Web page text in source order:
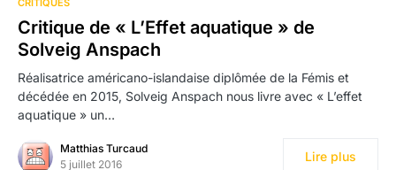
Critique de « L’Effet aquatique » de
Solveig Anspach
Réalisatrice américano-islandaise diplômée de la Fémis et
décédée en 2015, Solveig Anspach nous livre avec « L’effet
aquatique » un…
Matthias Turcaud
5 juillet 2016
Lire plus